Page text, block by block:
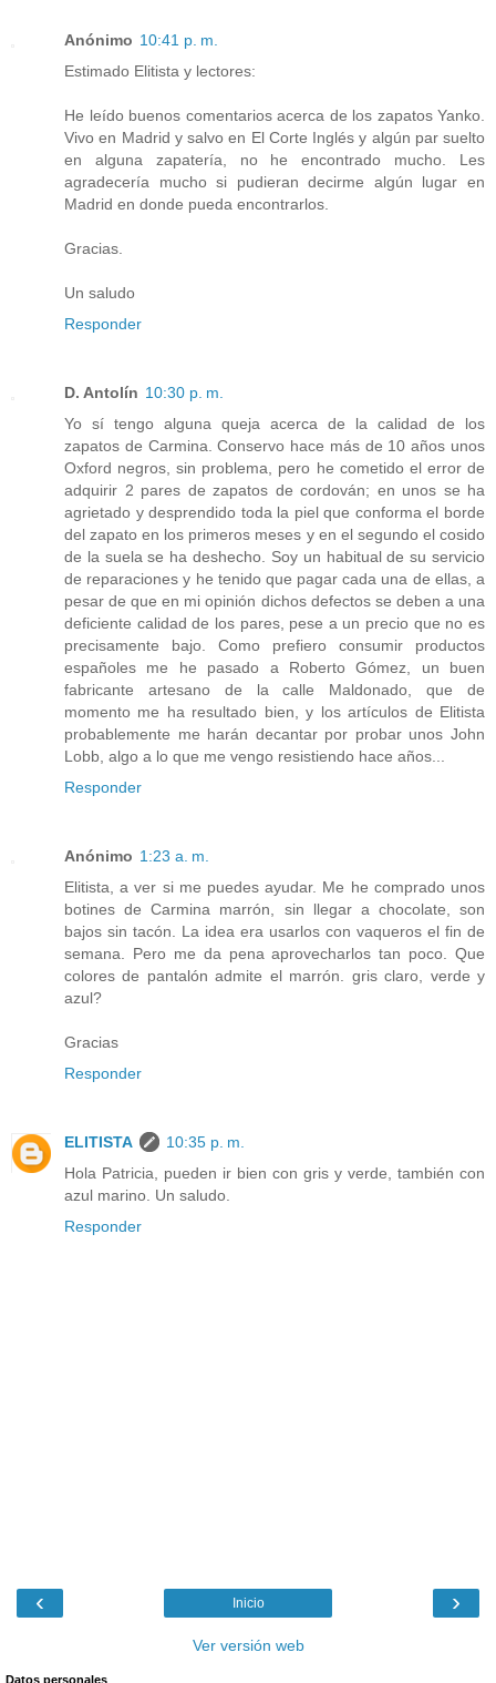
Anónimo 10:41 p. m.
Estimado Elitista y lectores:
He leído buenos comentarios acerca de los zapatos Yanko.
Vivo en Madrid y salvo en El Corte Inglés y algún par suelto
en alguna zapatería, no he encontrado mucho. Les
agradecería mucho si pudieran decirme algún lugar en
Madrid en donde pueda encontrarlos.
Gracias.
Un saludo
Responder
D. Antolín 10:30 p. m.
Yo sí tengo alguna queja acerca de la calidad de los
zapatos de Carmina. Conservo hace más de 10 años unos
Oxford negros, sin problema, pero he cometido el error de
adquirir 2 pares de zapatos de cordován; en unos se ha
agrietado y desprendido toda la piel que conforma el borde
del zapato en los primeros meses y en el segundo el cosido
de la suela se ha deshecho. Soy un habitual de su servicio
de reparaciones y he tenido que pagar cada una de ellas, a
pesar de que en mi opinión dichos defectos se deben a una
deficiente calidad de los pares, pese a un precio que no es
precisamente bajo. Como prefiero consumir productos
españoles me he pasado a Roberto Gómez, un buen
fabricante artesano de la calle Maldonado, que de
momento me ha resultado bien, y los artículos de Elitista
probablemente me harán decantar por probar unos John
Lobb, algo a lo que me vengo resistiendo hace años...
Responder
Anónimo 1:23 a. m.
Elitista, a ver si me puedes ayudar. Me he comprado unos
botines de Carmina marrón, sin llegar a chocolate, son
bajos sin tacón. La idea era usarlos con vaqueros el fin de
semana. Pero me da pena aprovecharlos tan poco. Que
colores de pantalón admite el marrón. gris claro, verde y
azul?
Gracias
Responder
ELITISTA
10:35 p. m.
Hola Patricia, pueden ir bien con gris y verde, también con
azul marino. Un saludo.
Responder
‹ ›
Inicio
Ver versión web
Datos personales